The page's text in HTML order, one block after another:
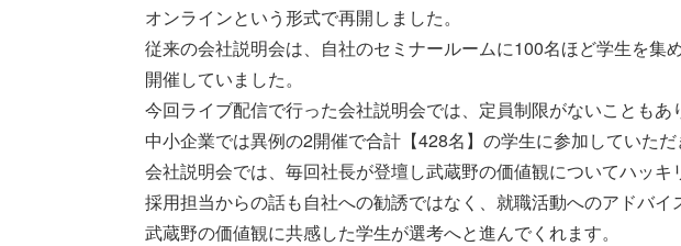
オンラインという形式で再開しました。
従来の会社説明会は、自社のセミナールームに100名ほど学生を集
開催していました。
今回ライブ配信で行った会社説明会では、定員制限がないこともあ
中小企業では異例の2開催で合計【428名】の学生に参加していただ
会社説明会では、毎回社長が登壇し武蔵野の価値観についてハッキ
採用担当からの話も自社への勧誘ではなく、就職活動へのアドバイ
武蔵野の価値観に共感した学生が選考へと進んでくれます。